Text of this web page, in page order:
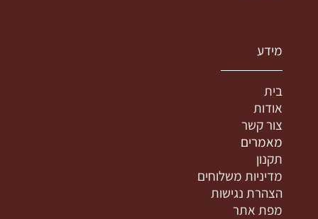
מידע
בית
אודות
צור קשר
מאמרים
תקנון
מדיניות משלוחים
הצהרת נגישות
מפת אתר